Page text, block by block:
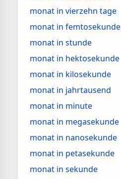
monat in vierzehn tage
monat in femtosekunde
monat in stunde
monat in hektosekunde
monat in kilosekunde
monat in jahrtausend
monat in minute
monat in megasekunde
monat in nanosekunde
monat in petasekunde
monat in sekunde